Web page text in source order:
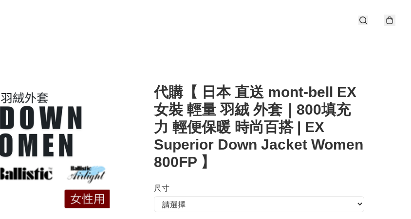
代購【 日本 直送 mont-bell EX
女裝 輕量 羽絨 外套｜800填充
力 輕便保暖 時尚百搭 | EX
Superior Down Jacket Women
800FP 】
尺寸